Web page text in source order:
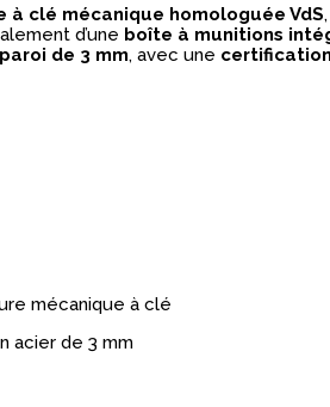
à clé mécanique homologuée VdS
d’une boîte à munitions
de 3 mm, avec une certification
mécanique à clé
acier de 3 mm